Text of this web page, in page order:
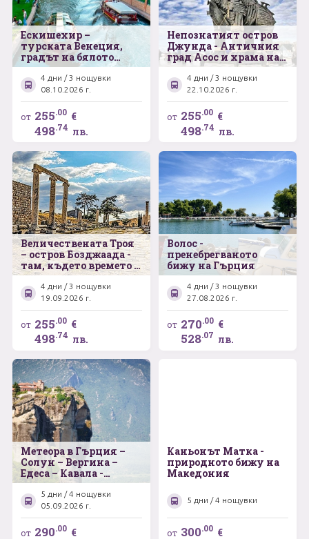
Ескишехир –
турската Венеция,
градът на бялото
злато, но и много
повече – Бурса –
Изник - Истанбул
4 дни / 3 нощувки
08.10.2026 г.
от 255.00 €
498.74 лв.
Непознатият остров
Джунда - Античния
град Асос и храма на
Аполон Сминтейон –
Бергама - Айвалък -
Чанаккале -
Величествената Троя
4 дни / 3 нощувки
22.10.2026 г.
от 255.00 €
498.74 лв.
Величествената Троя
– остров Бозджаада -
там, където времето е
спряло – Бергама -
Айвалък - Чанаккале
4 дни / 3 нощувки
19.09.2026 г.
от 255.00 €
498.74 лв.
Волос -
пренебрегваното
бижу на Гърция
4 дни / 3 нощувки
27.08.2026 г.
от 270.00 €
528.07 лв.
Метеора в Гърция –
Солун – Вергина –
Едеса – Кавала -
Мелник
5 дни / 4 нощувки
05.09.2026 г.
от 290.00 €
Каньонът Матка -
природното бижу на
Македония
5 дни / 4 нощувки
от 300.00 €